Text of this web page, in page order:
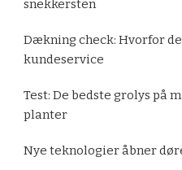
snekkersten
Dækning check: Hvorfor
kundeservice
Test: De bedste grolys på
planter
Nye teknologier åbner